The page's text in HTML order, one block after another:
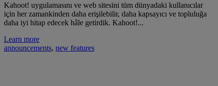
Kahoot! uygulamasını ve web sitesini tüm dünyadaki kullanıcılar
için her zamankinden daha erişilebilir, daha kapsayıcı ve topluluğa
daha iyi hitap edecek hâle getirdik. Kahoot!...
Learn more
announcements, new features